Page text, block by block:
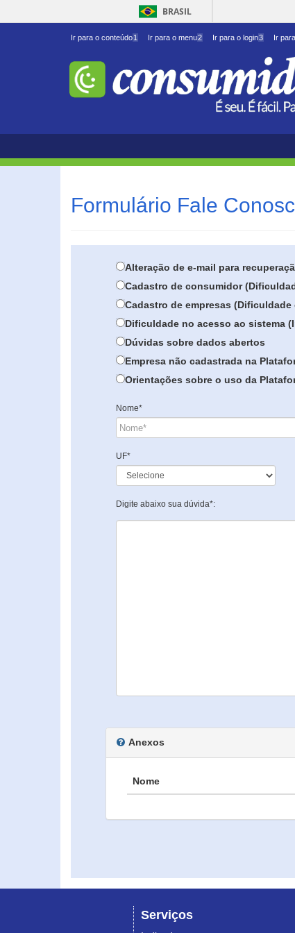
BRASIL
Ir para o conteúdo1 Ir para o menu2 Ir para o login3 Ir
Formulário Fale
Alteração de e-mail para
Cadastro de consumidor
Cadastro de empresas
Dificuldade no acesso ao sistema
Dúvidas sobre dados abertos
Empresa não cadastrada na
Orientações sobre o uso da
Nome*
UF*
Digite abaixo sua dúvida*:
Anexos
Nome
Serviços